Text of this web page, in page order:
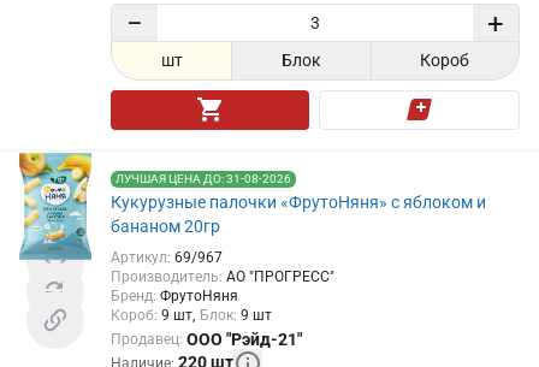
− +
шт Блок Короб
ЛУЧШАЯ ЦЕНА ДО: 31-08-2026
Кукурузные палочки «ФрутоНяня» с яблоком и
бананом 20гр
Артикул: 69/967
Производитель: АО "ПРОГРЕСС"
Бренд: ФрутоНяня
Короб: 9 шт Блок: 9 шт
Продавец: ООО "Рэйд-21"
220шт